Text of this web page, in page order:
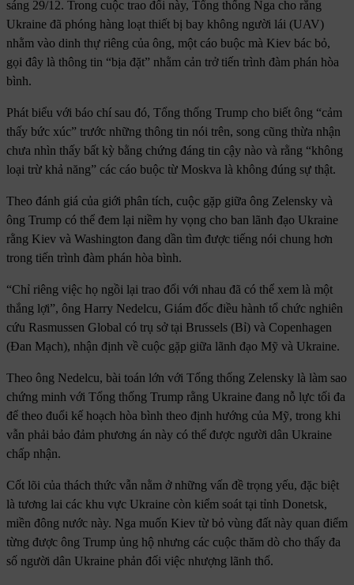
sáng 29/12. Trong cuộc trao đổi này, Tổng thống Nga cho rằng
Ukraine đã phóng hàng loạt thiết bị bay không người lái (UAV)
nhằm vào dinh thự riêng của ông, một cáo buộc mà Kiev bác bỏ,
gọi đây là thông tin “bịa đặt” nhằm cản trở tiến trình đàm phán hòa
bình.
Phát biểu với báo chí sau đó, Tổng thống Trump cho biết ông “cảm
thấy bức xúc” trước những thông tin nói trên, song cũng thừa nhận
chưa nhìn thấy bất kỳ bằng chứng đáng tin cậy nào và rằng “không
loại trừ khả năng” các cáo buộc từ Moskva là không đúng sự thật.
Theo đánh giá của giới phân tích, cuộc gặp giữa ông Zelensky và
ông Trump có thể đem lại niềm hy vọng cho ban lãnh đạo Ukraine
rằng Kiev và Washington đang dần tìm được tiếng nói chung hơn
trong tiến trình đàm phán hòa bình.
“Chỉ riêng việc họ ngồi lại trao đổi với nhau đã có thể xem là một
thắng lợi”, ông Harry Nedelcu, Giám đốc điều hành tổ chức nghiên
cứu Rasmussen Global có trụ sở tại Brussels (Bỉ) và Copenhagen
(Đan Mạch), nhận định về cuộc gặp giữa lãnh đạo Mỹ và Ukraine.
Theo ông Nedelcu, bài toán lớn với Tổng thống Zelensky là làm sao
chứng minh với Tổng thống Trump rằng Ukraine đang nỗ lực tối đa
để theo đuổi kế hoạch hòa bình theo định hướng của Mỹ, trong khi
vẫn phải bảo đảm phương án này có thể được người dân Ukraine
chấp nhận.
Cốt lõi của thách thức vẫn nằm ở những vấn đề trọng yếu, đặc biệt
là tương lai các khu vực Ukraine còn kiểm soát tại tỉnh Donetsk,
miền đông nước này. Nga muốn Kiev từ bỏ vùng đất này quan điểm
từng được ông Trump ủng hộ nhưng các cuộc thăm dò cho thấy đa
số người dân Ukraine phản đối việc nhượng lãnh thổ.